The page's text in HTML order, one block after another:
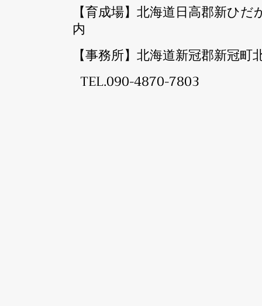
【育成場】北海道日高郡新ひ
内
【事務所】北海道新冠郡新冠町
TEL.090-4870-7803